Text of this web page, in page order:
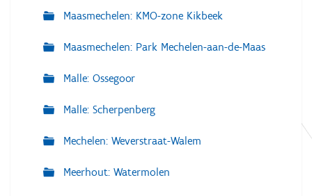
Maasmechelen: KMO-zone Kikbeek
Maasmechelen: Park Mechelen-aan-de-Maas
Malle: Ossegoor
Malle: Scherpenberg
Mechelen: Weverstraat-Walem
Meerhout: Watermolen